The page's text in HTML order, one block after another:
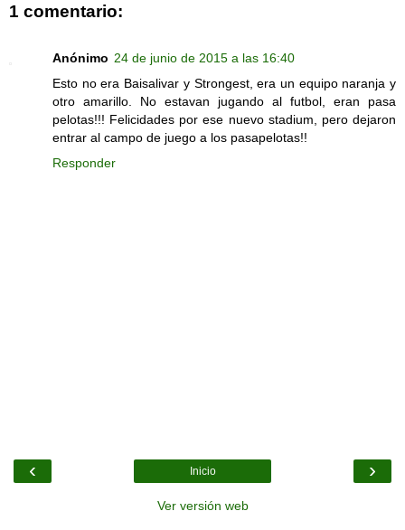
1 comentario:
Anónimo 24 de junio de 2015 a las 16:40
Esto no era Baisalivar y Strongest, era un equipo naranja y
otro amarillo. No estavan jugando al futbol, eran pasa
pelotas!!! Felicidades por ese nuevo stadium, pero dejaron
entrar al campo de juego a los pasapelotas!!
Responder
‹ ›
Inicio
Ver versión web